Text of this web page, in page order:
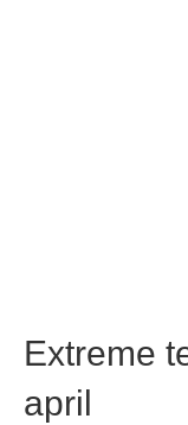
Extreme
april